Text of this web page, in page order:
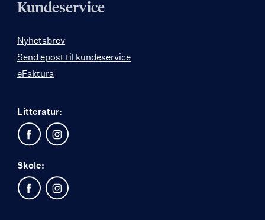
Kundeservice
Nyhetsbrev
Send epost til kundeservice
eFaktura
Litteratur:
Skole: